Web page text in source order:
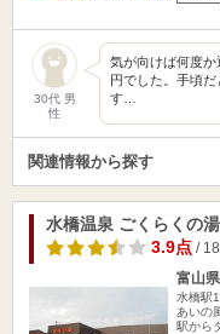
30代 男
性
気が向けば何度
円でした。手頃
す…
関連情報から探す
水橋温泉 ごくらくの湯
3.9点/
富山
水橋駅
あいの
駅から